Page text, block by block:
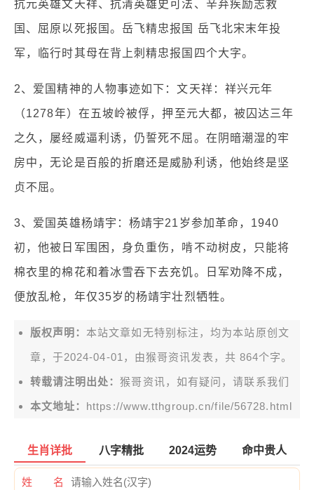
抗元英雄文天祥、抗清英雄史可法、辛弃疾励志救
国、屈原以死报国。岳飞精忠报国 岳飞北宋末年投
军，临行时其母在背上刺精忠报国四个大字。
2、爱国精神的人物事迹如下：文天祥：祥兴元年
（1278年）在五坡岭被俘，押至元大都，被囚达三年
之久，屡经威逼利诱，仍誓死不屈。在阴暗潮湿的牢
房中，无论是百般的折磨还是威胁利诱，他始终是坚
贞不屈。
3、爱国英雄杨靖宇：杨靖宇21岁参加革命，1940
初，他被日军围困，身负重伤，啃不动树皮，只能将
棉衣里的棉花和着冰雪吞下去充饥。日军劝降不成，
便放乱枪，年仅35岁的杨靖宇壮烈牺牲。
版权声明： 本站文章如无特别标注，均为本站原创文
章，于2024-04-01，由猴哥资讯 发表，共 864个字。
转载请注明出处：猴哥资讯，如有疑问，请联系我们
本文地址： https://www.tthgroup.cn/file/56728.html
生肖详批 八字精批 2024运势 命中贵人
姓 名